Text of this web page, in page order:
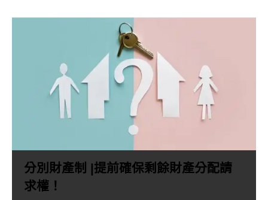
分別財產制 |提前確保剩餘財產分配請
求權！